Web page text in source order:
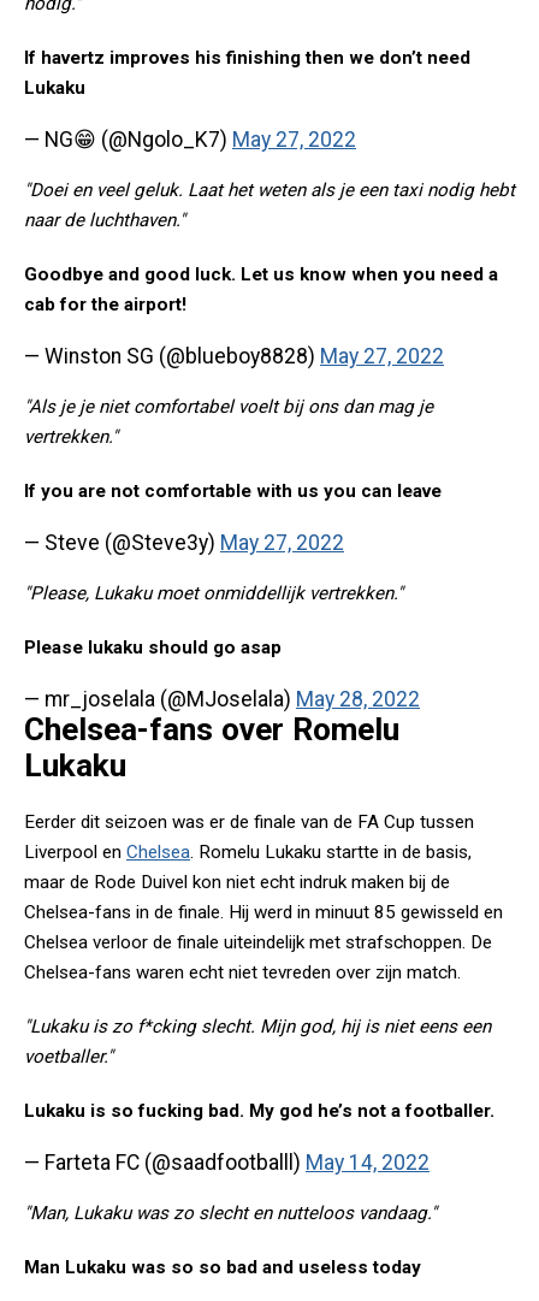
If havertz improves his finishing then we don’t need
Lukaku
— NG😁 (@Ngolo_K7) May 27, 2022
"Doei en veel geluk. Laat het weten als je een taxi nodig hebt
naar de luchthaven."
Goodbye and good luck. Let us know when you need a
cab for the airport!
— Winston SG (@blueboy8828) May 27, 2022
"Als je je niet comfortabel voelt bij ons dan mag je
vertrekken."
If you are not comfortable with us you can leave
— Steve (@Steve3y) May 27, 2022
"Please, Lukaku moet onmiddellijk vertrekken."
Please lukaku should go asap
— mr_joselala (@MJoselala) May 28, 2022
Chelsea-fans over Romelu
Lukaku
Eerder dit seizoen was er de finale van de FA Cup tussen
Liverpool en Chelsea. Romelu Lukaku startte in de basis,
maar de Rode Duivel kon niet echt indruk maken bij de
Chelsea-fans in de finale. Hij werd in minuut 85 gewisseld en
Chelsea verloor de finale uiteindelijk met strafschoppen. De
Chelsea-fans waren echt niet tevreden over zijn match.
"Lukaku is zo f*cking slecht. Mijn god, hij is niet eens een
voetballer."
Lukaku is so fucking bad. My god he’s not a footballer.
— Farteta FC (@saadfootballl) May 14, 2022
"Man, Lukaku was zo slecht en nutteloos vandaag."
Man Lukaku was so so bad and useless today